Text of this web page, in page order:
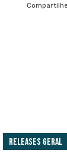
Releases Geral